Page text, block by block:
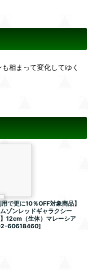
相まって変化してゆく
で更に10％OFF対象商品】
ゾンレッドギャラクシー
】12cm（生体）マレーシア
60618460]